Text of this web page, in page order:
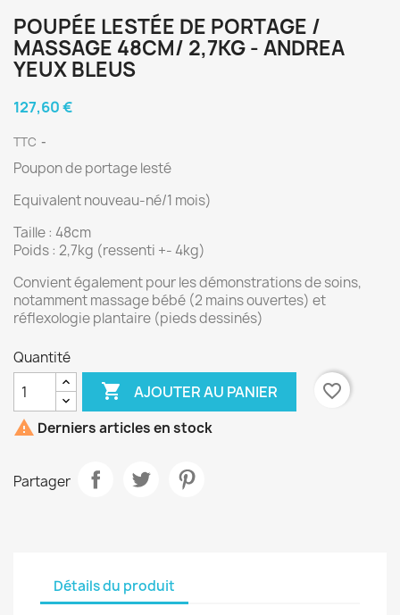
POUPÉE LESTÉE DE PORTAGE /
MASSAGE 48CM/ 2,7KG - ANDREA
YEUX BLEUS
127,60 €
TTC
Poupon de portage lesté
Equivalent nouveau-né/1 mois)
Taille : 48cm
Poids : 2,7kg (ressenti +- 4kg)
Convient également pour les démonstrations de soins,
notamment massage bébé (2 mains ouvertes) et
réflexologie plantaire (pieds dessinés)
Quantité
 AJOUTER AU PANIER
favorite_border
 Derniers articles en stock
Partager
Détails du produit